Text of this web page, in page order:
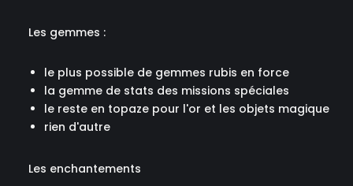
Les gemmes :
le plus possible de gemmes rubis en force
la gemme de stats des missions spéciales
le reste en topaze pour l'or et les objets magique
rien d'autre
Les enchantements